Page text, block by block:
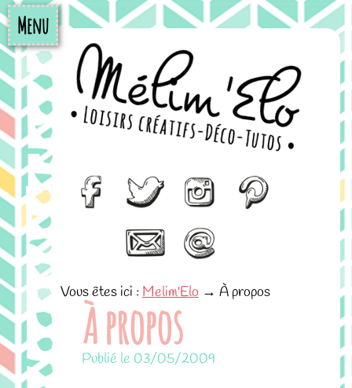
Vous êtes ici :Melim'Elo → À propos
À propos
Publié le 03/05/2009
Menu